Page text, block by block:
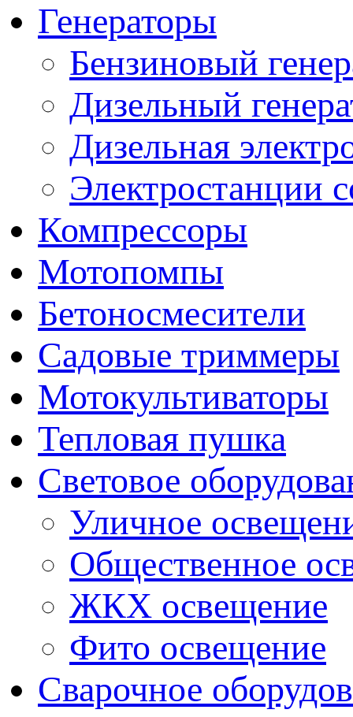
Генераторы
Бензиновый
Дизельный
Дизельная
Электростанции
Компрессоры
Мотопомпы
Бетоносмесители
Садовые триммеры
Мотокультиваторы
Тепловая пушка
Световое
Уличное
Общественное
ЖКХ освещение
Фито освещение
Сварочное